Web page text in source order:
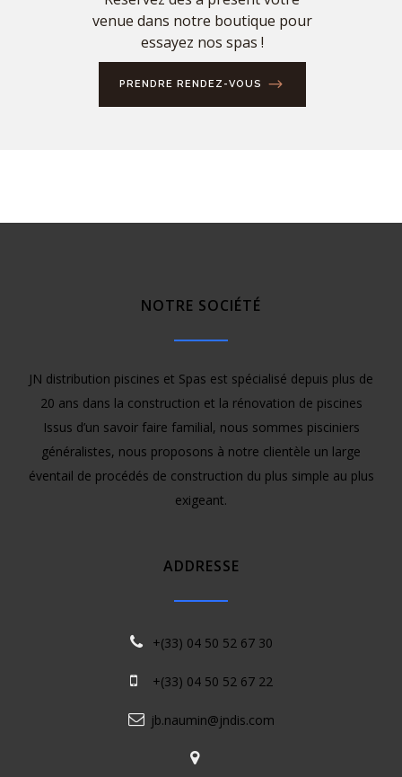
venue dans notre boutique pour
essayez nos spas !
PRENDRE RENDEZ-VOUS
NOTRE SOCIÉTÉ
JN distribution piscines et Spas est spécialisé depuis plus de
20 ans dans la construction et la rénovation de piscines
Issus d’un savoir faire familial, nous sommes pisciniers
généralistes, nous proposons à notre clientèle un large
éventail de procédés de construction du plus simple au plus
exigeant.
ADDRESSE
+(33) 04 50 52 67 30
+(33) 04 50 52 67 22
jb.naumin@jndis.com